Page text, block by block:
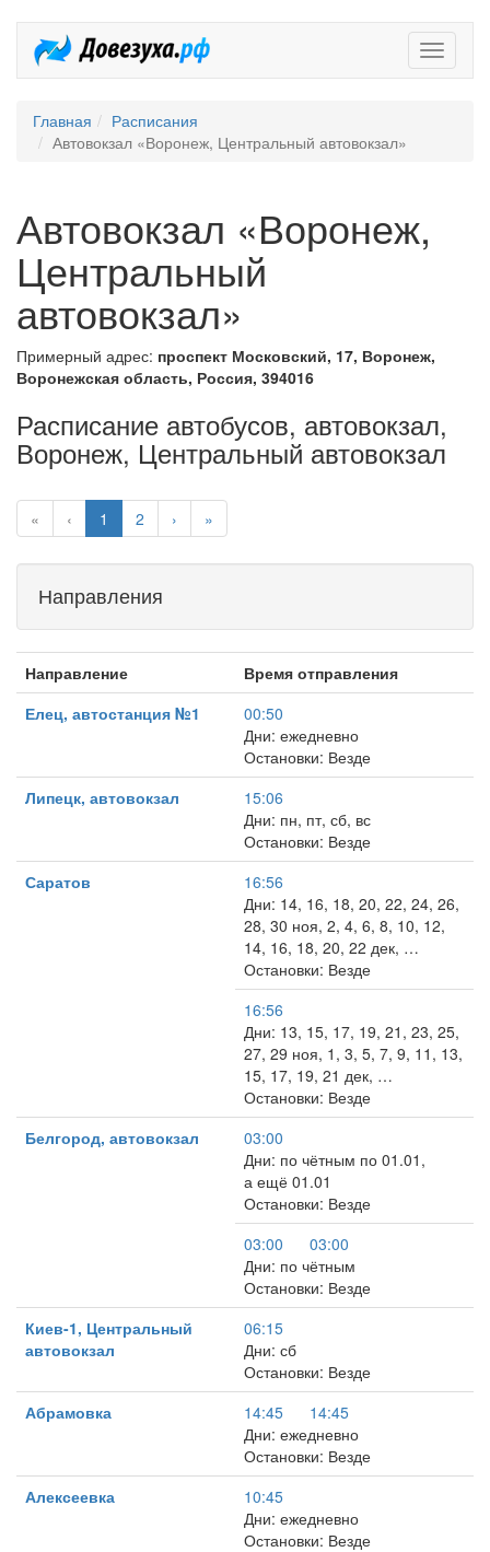
Главная
Расписания
Автовокзал «Воронеж, Центральный автовокзал»
Автовокзал «Воронеж,
Центральный
автовокзал»
Примерный адрес: проспект Московский, 17, Воронеж,
Воронежская область, Россия, 394016
Расписание автобусов, автовокзал,
Воронеж, Центральный автовокзал
« ‹ 1 2 › »
Направления
Направление
Время отправления
Елец, автостанция №1
00:50
Дни: ежедневно
Остановки: Везде
Липецк, автовокзал
15:06
Дни: пн, пт, сб, вс
Остановки: Везде
Саратов
16:56
Дни: 14, 16, 18, 20, 22, 24, 26,
28, 30 ноя, 2, 4, 6, 8, 10, 12,
14, 16, 18, 20, 22 дек, …
Остановки: Везде
16:56
Дни: 13, 15, 17, 19, 21, 23, 25,
27, 29 ноя, 1, 3, 5, 7, 9, 11, 13,
15, 17, 19, 21 дек, …
Остановки: Везде
Белгород, автовокзал
03:00
Дни: по чётным по 01.01,
а ещё 01.01
Остановки: Везде
03:00
03:00
Дни: по чётным
Остановки: Везде
Киев-1, Центральный
автовокзал
06:15
Дни: сб
Остановки: Везде
Абрамовка
14:45
14:45
Дни: ежедневно
Остановки: Везде
Алексеевка
10:45
Дни: ежедневно
Остановки: Везде